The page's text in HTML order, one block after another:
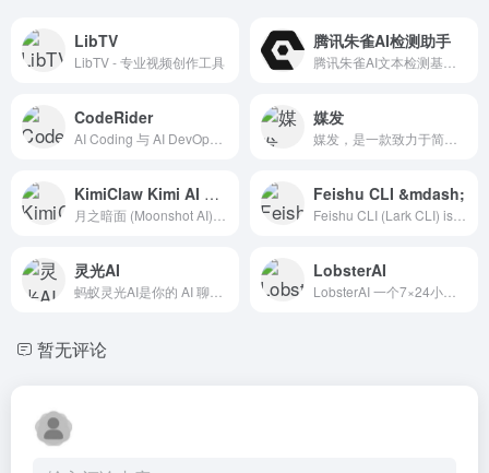
LibTV
LibTV - 专业视频创作工具
腾讯朱雀AI检测助手
CodeRider 媒发
KimiClaw Kimi AI 官网 Feishu CLI &mdash;
灵光AI LobsterAI
暂无评论